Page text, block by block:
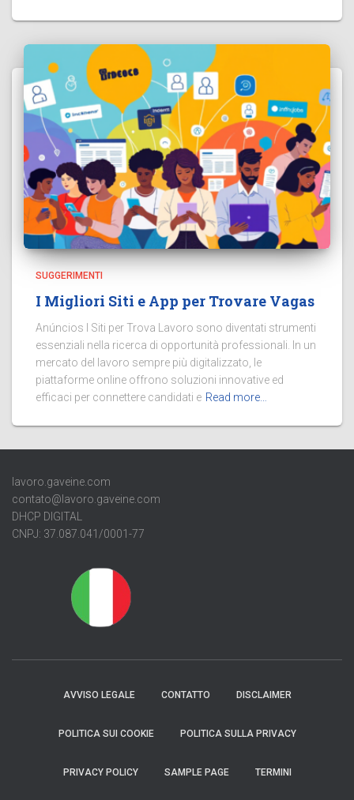
SUGGERIMENTI
I Migliori Siti e App per Trovare Vagas
Anúncios I Siti per Trova Lavoro sono diventati strumenti
essenziali nella ricerca di opportunità professionali. In un
mercato del lavoro sempre più digitalizzato, le
piattaforme online offrono soluzioni innovative ed
efficaci per connettere candidati e Read more…
lavoro.gaveine.com
contato@lavoro.gaveine.com
DHCP DIGITAL
CNPJ: 37.087.041/0001-77
AVVISO LEGALE CONTATTO DISCLAIMER
POLITICA SUI COOKIE POLITICA SULLA PRIVACY
PRIVACY POLICY SAMPLE PAGE TERMINI